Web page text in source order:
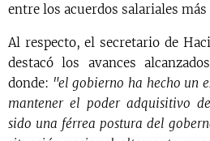
entre los acuerdos salariales
Al respecto, el secretario de
destacó los avances
donde: "el gobierno ha hecho un
mantener el poder adquisitivo
sido una férrea postura del